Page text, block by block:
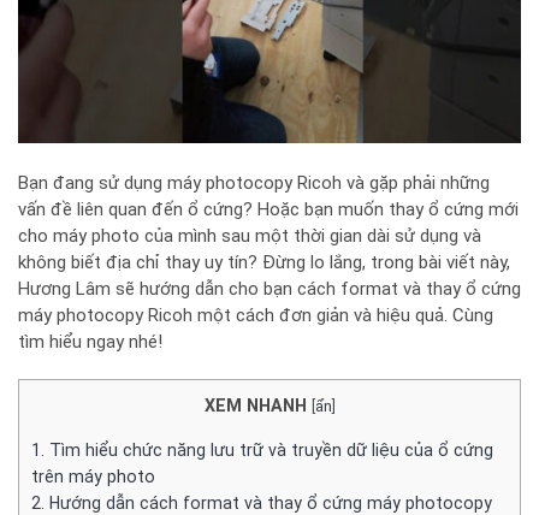
Bạn đang sử dụng máy photocopy Ricoh và gặp phải những
vấn đề liên quan đến ổ cứng? Hoặc bạn muốn thay ổ cứng mới
cho máy photo của mình sau một thời gian dài sử dụng và
không biết địa chỉ thay uy tín? Đừng lo lắng, trong bài viết này,
Hương Lâm sẽ hướng dẫn cho bạn cách format và thay ổ cứng
máy photocopy Ricoh một cách đơn giản và hiệu quả. Cùng
tìm hiểu ngay nhé!
XEM NHANH ẩn
1. Tìm hiểu chức năng lưu trữ và truyền dữ liệu của ổ cứng
trên máy photo
2. Hướng dẫn cách format và thay ổ cứng máy photocopy